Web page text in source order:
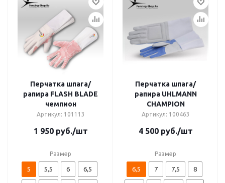
Перчатка шпага/
рапира FLASH BLADE
чемпион
Артикул: 101113
1 950руб./шт
Размер
5 5,5 6 6,5
Перчатка шпага/
рапира UHLMANN
CHAMPION
Артикул: 100463
4 500руб./шт
Размер
6,5 7 7,5 8